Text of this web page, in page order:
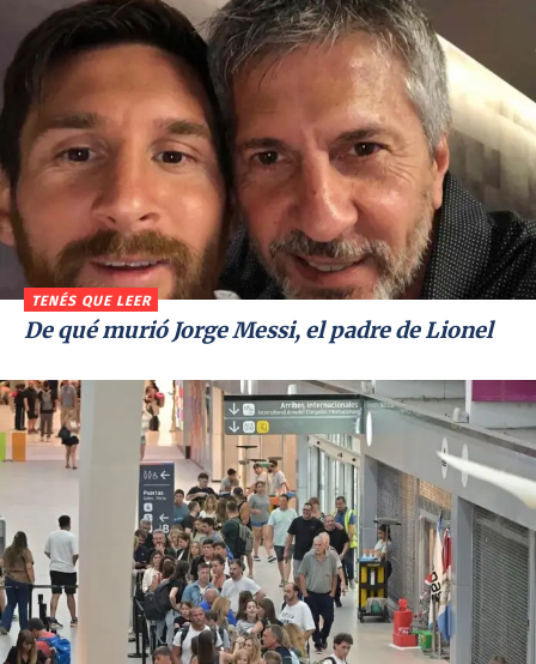
TENÉS QUE LEER
De qué murió Jorge Messi, el padre de Lionel